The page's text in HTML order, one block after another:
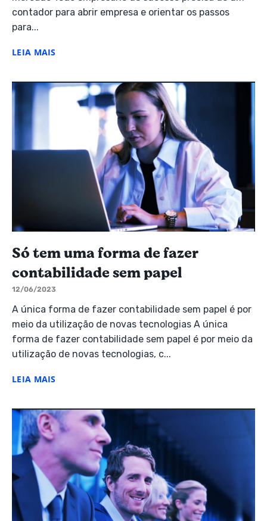
contador para abrir empresa e orientar os passos
para...
LEIA MAIS
Só tem uma forma de fazer
contabilidade sem papel
12/06/2023
A única forma de fazer contabilidade sem papel é por
meio da utilização de novas tecnologias A única
forma de fazer contabilidade sem papel é por meio da
utilização de novas tecnologias, c...
LEIA MAIS